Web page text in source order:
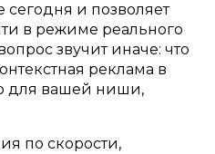
сегодня и позволяет
в режиме реального
звучит иначе: что
реклама в
для вашей ниши,
по скорости,